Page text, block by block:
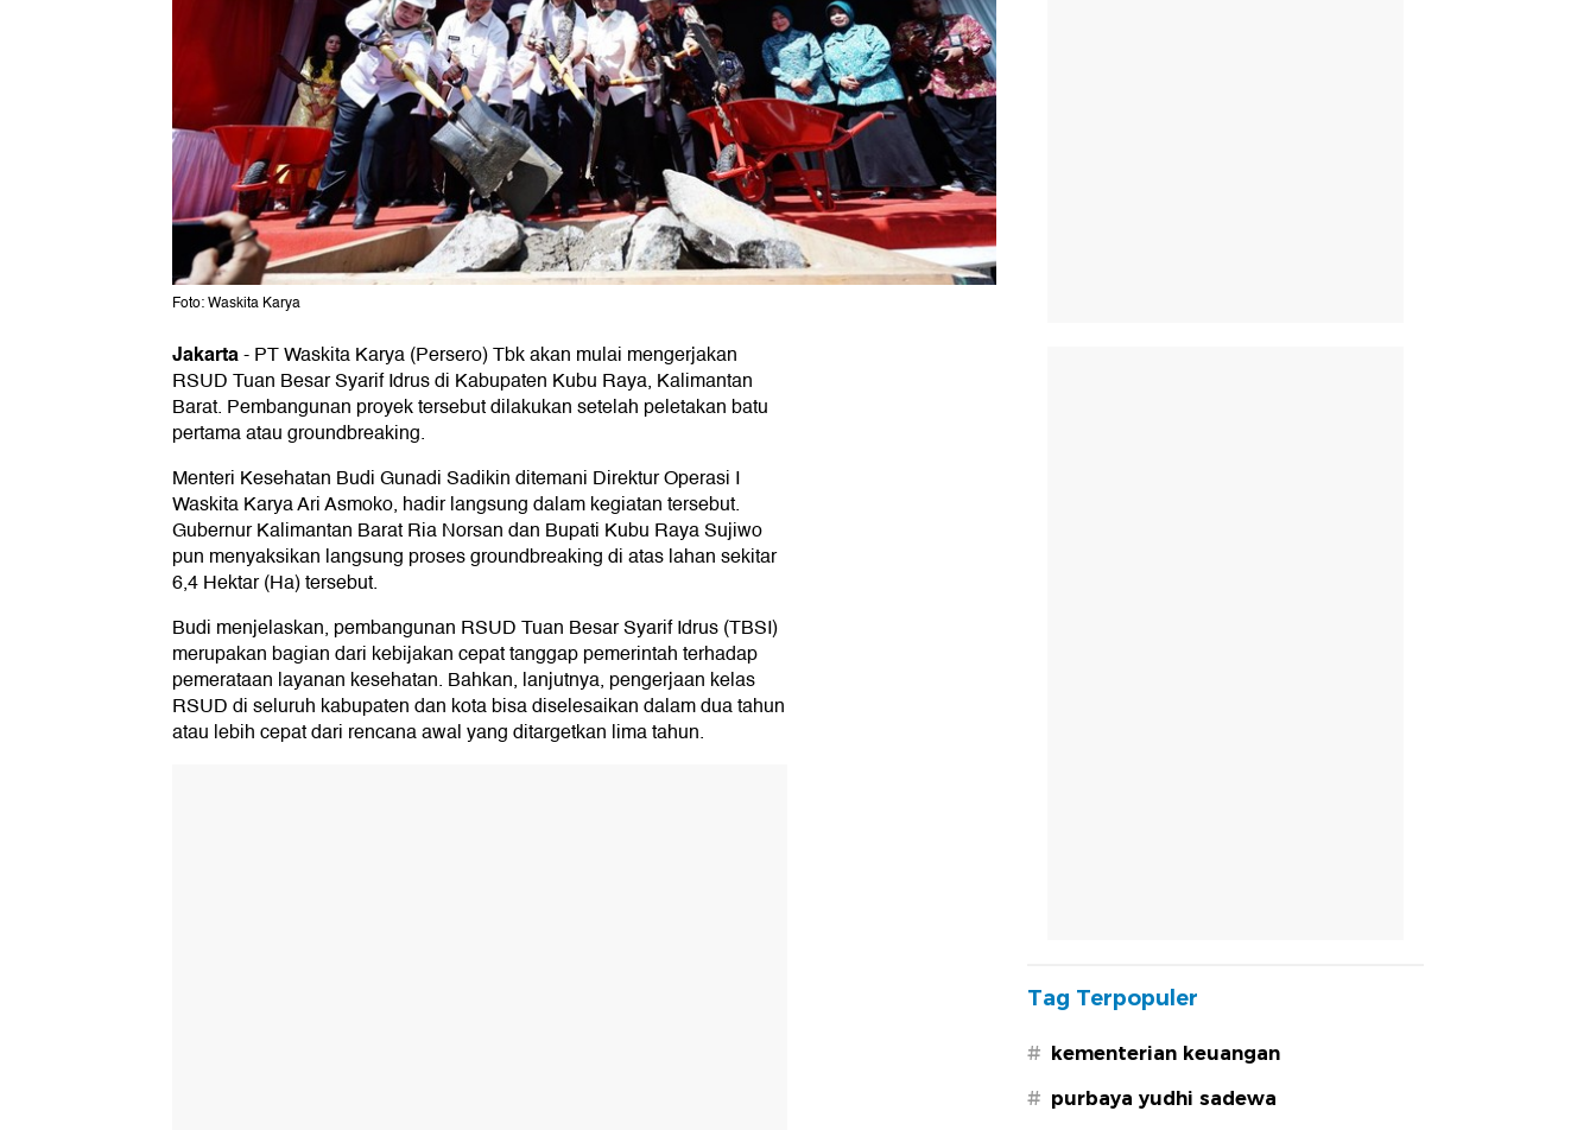
Foto: Waskita Karya
Jakarta-PT Waskita Karya (Persero) Tbk akan mulai mengerjakan
RSUD Tuan Besar Syarif Idrus di Kabupaten Kubu Raya, Kalimantan
Barat. Pembangunan proyek tersebut dilakukan setelah peletakan batu
pertama atau groundbreaking.
Menteri Kesehatan Budi Gunadi Sadikin ditemani Direktur Operasi I
Waskita Karya Ari Asmoko, hadir langsung dalam kegiatan tersebut.
Gubernur Kalimantan Barat Ria Norsan dan Bupati Kubu Raya Sujiwo
pun menyaksikan langsung proses groundbreaking di atas lahan sekitar
6,4 Hektar (Ha) tersebut.
Budi menjelaskan, pembangunan RSUD Tuan Besar Syarif Idrus (TBSI)
merupakan bagian dari kebijakan cepat tanggap pemerintah terhadap
pemerataan layanan kesehatan. Bahkan, lanjutnya, pengerjaan kelas
RSUD di seluruh kabupaten dan kota bisa diselesaikan dalam dua tahun
atau lebih cepat dari rencana awal yang ditargetkan lima tahun.
Tag Terpopuler
# kementerian keuangan
# purbaya yudhi sadewa